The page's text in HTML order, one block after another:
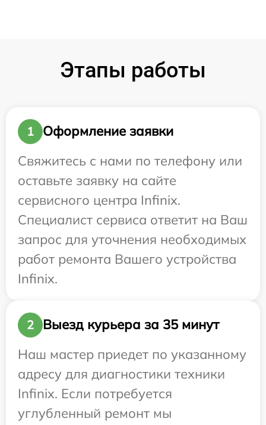
Этапы работы
1
Оформление заявки
Свяжитесь с нами по телефону или
оставьте заявку на сайте
сервисного центра Infinix.
Специалист сервиса ответит на Ваш
запрос для уточнения необходимых
работ ремонта Вашего устройства
Infinix.
2
Выезд курьера за 35 минут
Наш мастер приедет по указанному
адресу для диагностики техники
Infinix. Если потребуется
углубленный ремонт мы